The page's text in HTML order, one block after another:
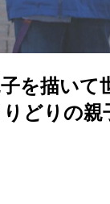
を描いて
どりの親